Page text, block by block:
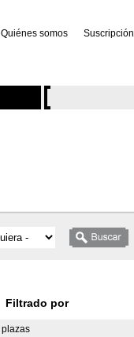
Quiénes somos Suscripción
Filtrado por
plazas